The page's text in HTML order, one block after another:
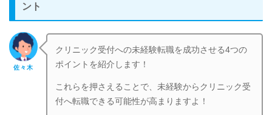
ント
佐々木
クリニック受付への未経験転職を成功させる4つの
ポイントを紹介します！
これらを押さえることで、未経験からクリニック受
付へ転職できる可能性が高まりますよ！